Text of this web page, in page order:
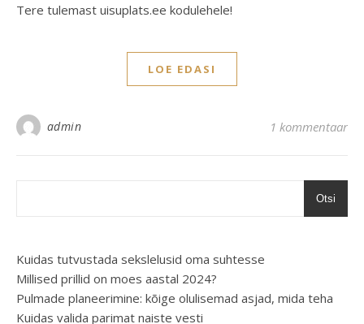
Tere tulemast uisuplats.ee kodulehele!
LOE EDASI
admin 1 kommentaar
Otsi
Kuidas tutvustada sekslelusid oma suhtesse
Millised prillid on moes aastal 2024?
Pulmade planeerimine: kõige olulisemad asjad, mida teha
Kuidas valida parimat naiste vesti